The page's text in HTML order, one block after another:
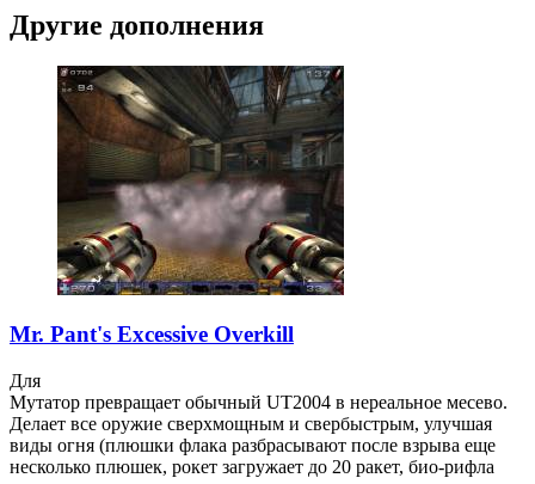
Другие дополнения
Mr. Pant's Excessive Overkill
Для
Мутатор превращает обычный UT2004 в нереальное месево.
Делает все оружие сверхмощным и свербыстрым, улучшая
виды огня (плюшки флака разбрасывают после взрыва еще
несколько плюшек, рокет загружает до 20 ракет, био-рифла